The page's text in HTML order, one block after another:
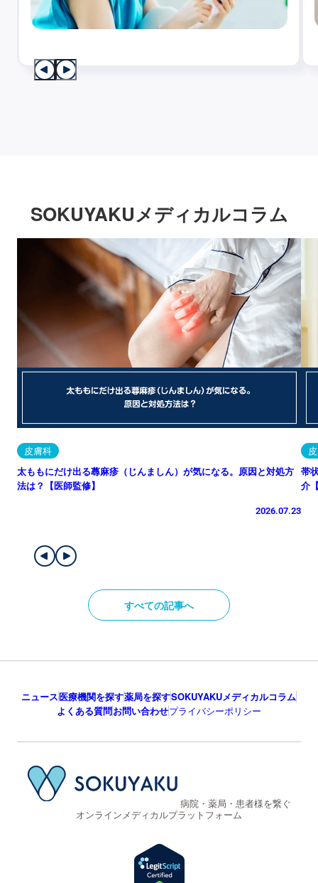
SOKUYAKUメディカルコラム
皮膚科
太ももにだけ出る蕁麻疹（じんましん）が気になる。原因と対処方
法は？【医師監修】
2026.07.23
帯
介
すべての記事へ
ニュース医療機関を探す薬局を探すSOKUYAKUメディカルコラム
よくある質問お問い合わせプライバシーポリシー
病院・薬局・患者様を繋ぐ
オンラインメディカルプラットフォーム